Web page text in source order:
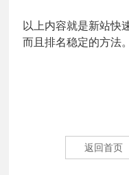
以上内容就是新站快
而且排名稳定的方法。
返回首页